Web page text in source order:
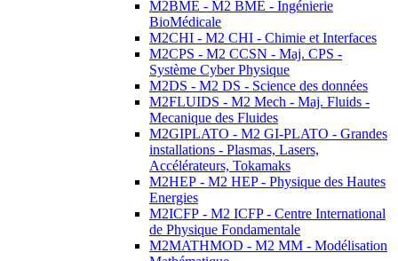
M2BME - M2 BME - Ingénierie
BioMédicale
M2CHI - M2 CHI - Chimie et Interfaces
M2CPS - M2 CCSN - Maj. CPS -
Système Cyber Physique
M2DS - M2 DS - Science des données
M2FLUIDS - M2 Mech - Maj. Fluids -
Mecanique des Fluides
M2GIPLATO - M2 GI-PLATO - Grandes
installations - Plasmas, Lasers,
Accélérateurs, Tokamaks
M2HEP - M2 HEP - Physique des Hautes
Energies
M2ICFP - M2 ICFP - Centre International
de Physique Fondamentale
M2MATHMOD - M2 MM - Modélisation